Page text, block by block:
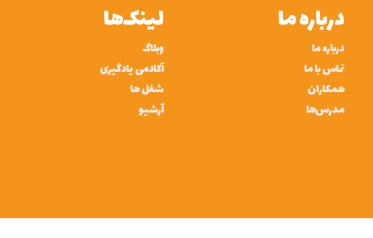
درباره ما
درباره ما
تماس با ما
همکاران
مدرس‌ها
لینک‌ها
وبلاگ
آکادمی یادگیری
شغل ها
آرشیو